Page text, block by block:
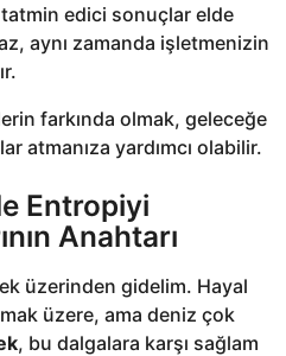
edici sonuçlar elde
aynı zamanda işletmenizin
farkında olmak, geleceğe
atmanıza yardımcı olabilir.
Entropiyi
Anahtarı
üzerinden gidelim. Hayal
üzere, ama deniz çok
, bu dalgalara karşı sağlam